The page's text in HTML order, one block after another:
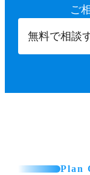
ご
無料で相談
Plan